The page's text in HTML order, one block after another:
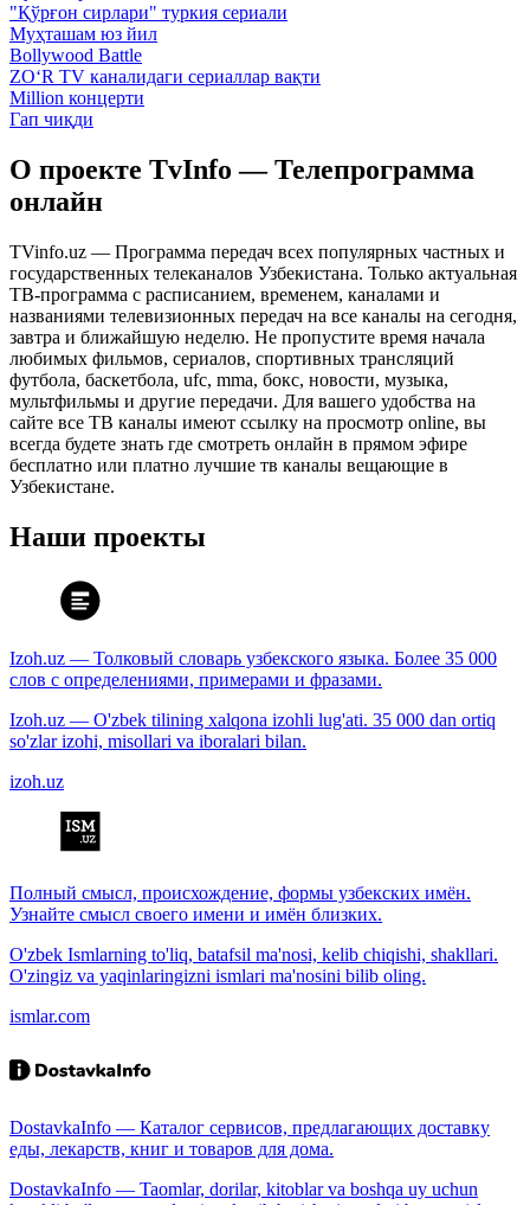
"Қўрғон сирлари" туркия сериали
Муҳташам юз йил
Bollywood Battle
ZO‘R TV каналидаги сериаллар вақти
Million концерти
Гап чиқди
О проекте TvInfo — Телепрограмма
онлайн
TVinfo.uz — Программа передач всех популярных частных и
государственных телеканалов Узбекистана. Только актуальная
ТВ-программа с расписанием, временем, каналами и
названиями телевизионных передач на все каналы на сегодня,
завтра и ближайшую неделю. Не пропустите время начала
любимых фильмов, сериалов, спортивных трансляций
футбола, баскетбола, ufc, mma, бокс, новости, музыка,
мультфильмы и другие передачи. Для вашего удобства на
сайте все ТВ каналы имеют ссылку на просмотр online, вы
всегда будете знать где смотреть онлайн в прямом эфире
бесплатно или платно лучшие тв каналы вещающие в
Узбекистане.
Наши проекты
Izoh.uz — Толковый словарь узбекского языка. Более 35 000
слов с определениями, примерами и фразами.
Izoh.uz — O'zbek tilining xalqona izohli lug'ati. 35 000 dan ortiq
so'zlar izohi, misollari va iboralari bilan.
izoh.uz
Полный смысл, происхождение, формы узбекских имён.
Узнайте смысл своего имени и имён близких.
O'zbek Ismlarning to'liq, batafsil ma'nosi, kelib chiqishi, shakllari.
O'zingiz va yaqinlaringizni ismlari ma'nosini bilib oling.
ismlar.com
DostavkaInfo — Каталог сервисов, предлагающих доставку
еды, лекарств, книг и товаров для дома.
DostavkaInfo — Taomlar, dorilar, kitoblar va boshqa uy uchun